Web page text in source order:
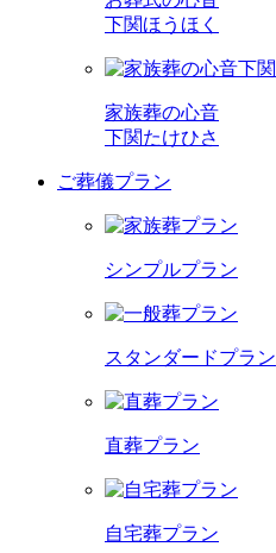
下関ほうほく
家族葬の心音
下関たけひさ
ご葬儀プラン
シンプルプラン
スタンダードプラン
直葬プラン
自宅葬プラン